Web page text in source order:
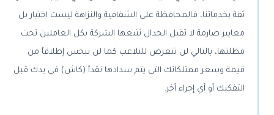
ثقة بخدماتنا، فالمحافظة على الشفافية والنزاهة ليست اختيار بل
معايير صارمة لا تقبل الجدال تتبعها الشركة بكل العاملين تحت
مظلتها، بالتالي لن تتعرض للتلاعب كما لن نبخس إطلاقاً من
قيمة وسعر ممتلكاتك التي يتم سدادها نقداً (كاش) في يدك قبل
التفكيك أو أي إجراء أخر.